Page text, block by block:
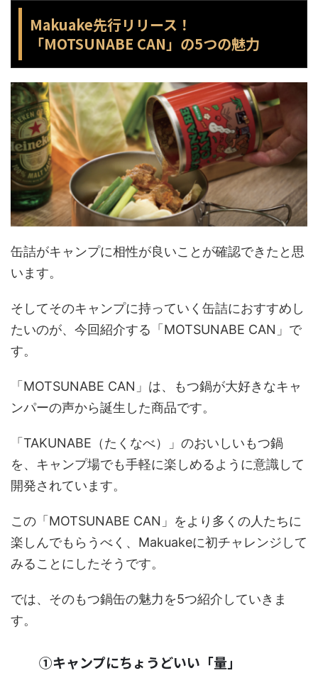
Makuake先行リリース！
「MOTSUNABE CAN」の5つの魅力
缶詰がキャンプに相性が良いことが確認できたと思
います。
そしてそのキャンプに持っていく缶詰におすすめし
たいのが、今回紹介する「MOTSUNABE CAN」で
す。
「MOTSUNABE CAN」は、もつ鍋が大好きなキャ
ンパーの声から誕生した商品です。
「TAKUNABE（たくなべ）」のおいしいもつ鍋
を、キャンプ場でも手軽に楽しめるように意識して
開発されています。
この「MOTSUNABE CAN」をより多くの人たちに
楽しんでもらうべく、Makuakeに初チャレンジして
みることにしたそうです。
では、そのもつ鍋缶の魅力を5つ紹介していきま
す。
①キャンプにちょうどいい「量」